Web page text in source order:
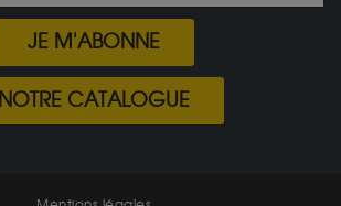
JE M'ABONNE
NOTRE CATALOGUE